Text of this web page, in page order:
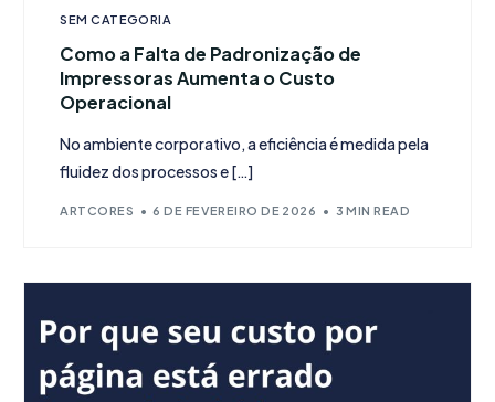
SEM CATEGORIA
Como a Falta de Padronização de
Impressoras Aumenta o Custo
Operacional
No ambiente corporativo, a eficiência é medida pela
fluidez dos processos e […]
ARTCORES 6 DE FEVEREIRO DE 2026 3 MIN READ